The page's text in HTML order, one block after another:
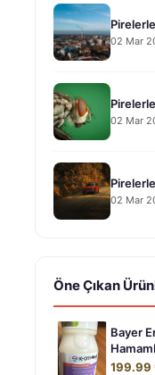
02 Mar
02 Mar
02 Mar
Öne Çıkan
Bayer
199.99